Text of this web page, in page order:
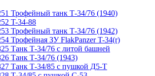
Трофейный танк Т-34/76 (1940)
T-34-88
Трофейный танк Т-34/76 (1942)
Трофейная ЗУ FlakPanzer T-34(r)
Танк Т-34/76 с литой башней
Танк Т-34/76 (1943)
Танк Т-34/85 с пушкой Д5-Т